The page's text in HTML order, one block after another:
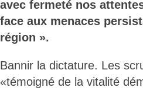
avec fermeté nos
face aux menaces
région ».
Bannir la dictature. Les
«témoigné de la vitalité